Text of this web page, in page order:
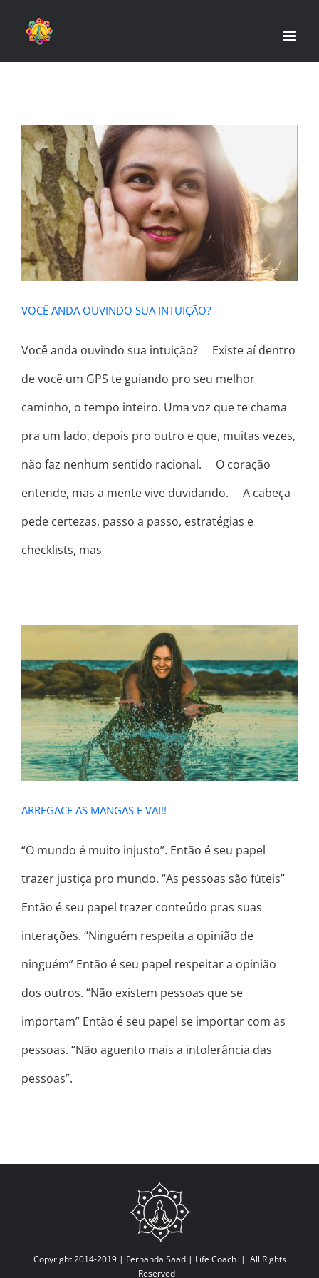
VOCÊ ANDA OUVINDO SUA
INTUIÇÃO?
VOCÊ ANDA OUVINDO SUA INTUIÇÃO?
Você anda ouvindo sua intuição? ⠀ Existe aí dentro
de você um GPS te guiando pro seu melhor
caminho, o tempo inteiro. Uma voz que te chama
pra um lado, depois pro outro e que, muitas vezes,
não faz nenhum sentido racional. ⠀ O coração
entende, mas a mente vive duvidando. ⠀ A cabeça
pede certezas, passo a passo, estratégias e
checklists, mas
ARREGACE AS MANGAS E VAI!!
ARREGACE AS MANGAS E VAI!!
“O mundo é muito injusto”. Então é seu papel
trazer justiça pro mundo. “As pessoas são fúteis”
Então é seu papel trazer conteúdo pras suas
interações. “Ninguém respeita a opinião de
ninguém” Então é seu papel respeitar a opinião
dos outros. “Não existem pessoas que se
importam” Então é seu papel se importar com as
pessoas. “Não aguento mais a intolerância das
pessoas”.
Copyright 2014-2019 | Fernanda Saad | Life Coach| All Rights
Reserved